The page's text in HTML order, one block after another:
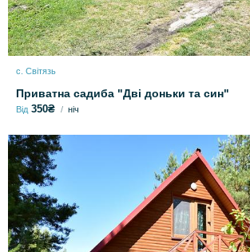
с. Світязь
Приватна садиба "Дві доньки та син"
Від 350₴ ніч